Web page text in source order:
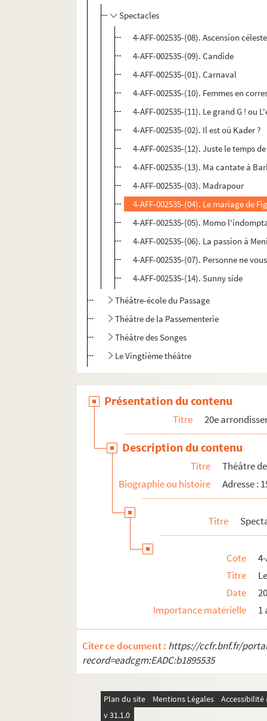
Spectacles
4-AFF-002535-(08). Ascension céleste
4-AFF-002535-(09). Candide
4-AFF-002535-(01). Carnaval
4-AFF-002535-(10). Femmes en
4-AFF-002535-(11). Le grand G ! ou
4-AFF-002535-(02). Il est où Kader ?
4-AFF-002535-(12). Juste le temps
4-AFF-002535-(13). Ma cantate à
4-AFF-002535-(03). Madrapour
4-AFF-002535-(04). Le mariage de
4-AFF-002535-(05). Momo
4-AFF-002535-(06). La passion à
4-AFF-002535-(07). Personne ne
4-AFF-002535-(14). Sunny side
Théâtre-école du Passage
Théâtre de la Passementerie
Théâtre des Songes
Le Vingtième théâtre
Présentation du contenu
Titre 20e
Description du contenu
Titre
Théâtre
Biographie ou histoire
Adresse :
Titre
Cote
Titre
Date
Importance matérielle
1
Citer ce document : https://ccfr.bnf.fr/
record=eadcgm:EADC:b1895535
Plan du site Mentions Légales
v 31.1.0